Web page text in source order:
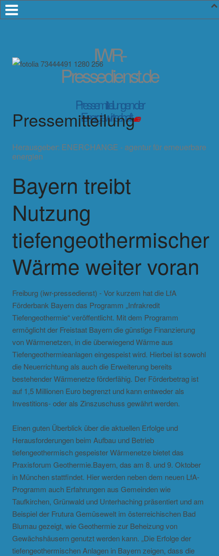
IWR-
Pressedienst.de
Pressemitteilungen der
Energiewirtschaftseit 1999
Pressemitteilung
Herausgeber: ENERCHANGE - agentur für erneuerbare
energien
Bayern treibt
Nutzung
tiefengeothermischer
Wärme weiter voran
Freiburg (iwr-pressedienst) - Vor kurzem hat die LfA
Förderbank Bayern das Programm „Infrakredit
Tiefengeothermie“ veröffentlicht. Mit dem Programm
ermöglicht der Freistaat Bayern die günstige Finanzierung
von Wärmenetzen, in die überwiegend Wärme aus
Tiefengeothermieanlagen eingespeist wird. Hierbei ist sowohl
die Neuerrichtung als auch die Erweiterung bereits
bestehender Wärmenetze förderfähig. Der Förderbetrag ist
auf 1,5 Millionen Euro begrenzt und kann entweder als
Investitions- oder als Zinszuschuss gewährt werden.
Einen guten Überblick über die aktuellen Erfolge und
Herausforderungen beim Aufbau und Betrieb
tiefengeothermisch gespeister Wärmenetze bietet das
Praxisforum Geothermie.Bayern, das am 8. und 9. Oktober
in München stattfindet. Hier werden neben dem neuen LfA-
Programm auch Erfahrungen aus Gemeinden wie
Taufkirchen, Grünwald und Unterhaching präsentiert und am
Beispiel der Frutura Gemüsewelt im österreichischen Bad
Blumau gezeigt, wie Geothermie zur Beheizung von
Gewächshäusern genutzt werden kann. „Die Erfolge der
tiefengeothermischen Anlagen in Bayern zeigen, dass die